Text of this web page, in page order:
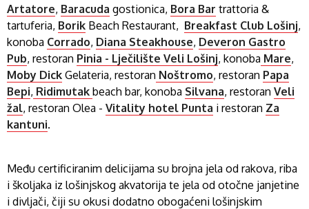
Artatore, Baracuda gostionica, Bora Bar trattoria &
tartuferia, Borik Beach Restaurant, Breakfast Club Lošinj,
konoba Corrado, Diana Steakhouse, Deveron Gastro
Pub, restoran Pinia - Lječilište Veli Lošinj, konoba Mare,
Moby Dick Gelateria, restoran Noštromo, restoran Papa
Bepi, Ridimutak beach bar, konoba Silvana, restoran Veli
žal, restoran Olea - Vitality hotel Punta i restoran Za
kantuni.
Među certificiranim delicijama su brojna jela od rakova, riba
i školjaka iz lošinjskog akvatorija te jela od otočne janjetine
i divljači, čiji su okusi dodatno obogaćeni lošinjskim